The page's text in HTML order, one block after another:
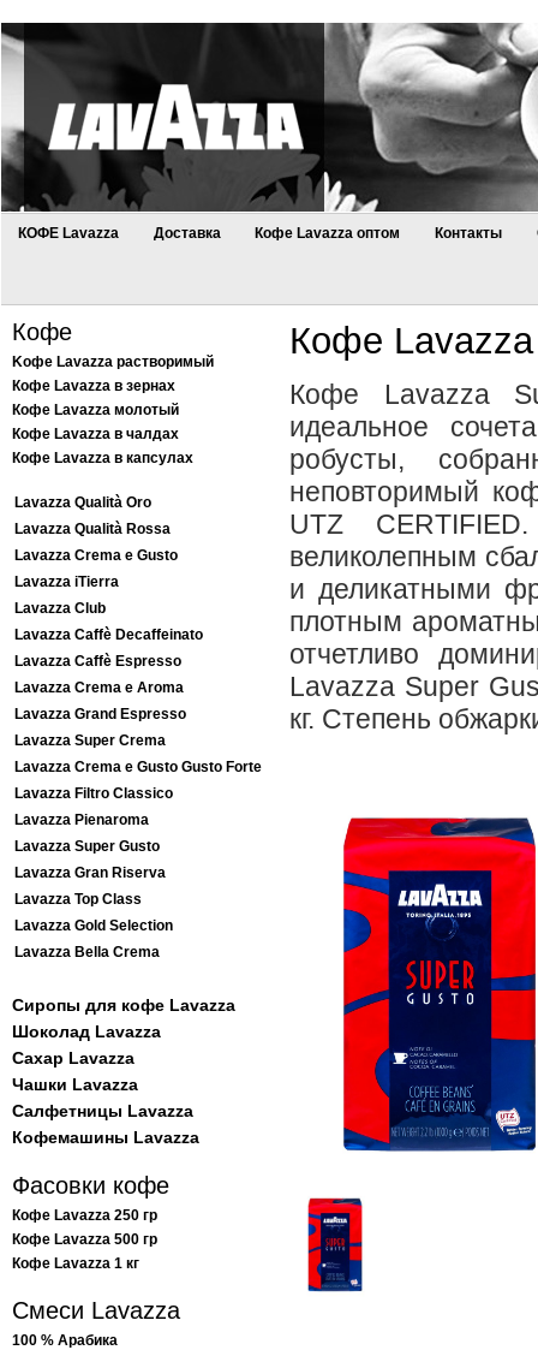
КОФЕ Lavazza Доставка Кофе Lavazza оптом Контакты
Кофе
Kофе Lavazza растворимый
Кофе Lavazza в зернах
Кофе Lavazza молотый
Кофе Lavazza в чалдах
Кофе Lavazza в капсулах
Lavazza Qualità Oro
Lavazza Qualità Rossa
Lavazza Crema e Gusto
Lavazza iTierra
Lavazza Club
Lavazza Caffè Decaffeinato
Lavazza Caffè Espresso
Lavazza Crema e Aroma
Lavazza Grand Espresso
Lavazza Super Crema
Lavazza Crema e Gusto Gusto Forte
Lavazza Filtro Classico
Lavazza Pienaroma
Lavazza Super Gusto
Lavazza Gran Riserva
Lavazza Top Class
Lavazza Gold Selection
Lavazza Bella Crema
Сиропы для кофе Lavazza
Шоколад Lavazza
Сахар Lavazza
Чашки Lavazza
Салфетницы Lavazza
Кофемашины Lavazza
Фасовки кофе
Кофе Lavazza 250 гр
Кофе Lavazza 500 гр
Кофе Lavazza 1 кг
Смеси Lavazza
100 % Арабика
Кофе
Кофе Lavazza
идеальное
робусты,
неповторимый
UTZ
великолепным
и деликатными
плотным
отчетливо
Lavazza Super
кг. Степень